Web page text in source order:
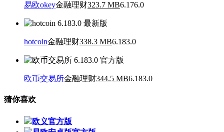
易欧okey金融理财323.7 MB6.176.0
hotcoin金融理财338.3 MB6.183.0
欧币交易所金融理财344.5 MB6.183.0
猜你喜欢
欧义官方版